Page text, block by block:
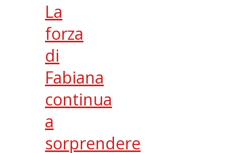
La
forza
di
Fabiana
continua
a
sorprendere